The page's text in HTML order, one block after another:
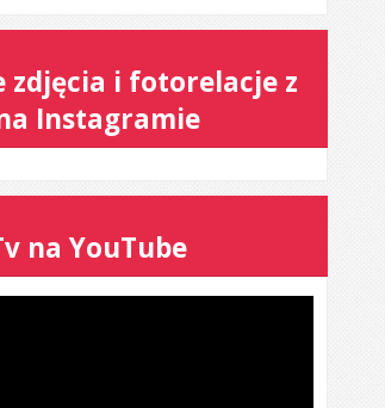
zdjęcia i fotorelacje z
Instagramie
na YouTube